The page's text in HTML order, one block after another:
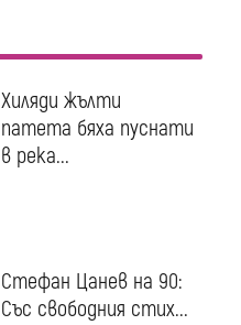
Хиляди жълти
патета бяха пуснати
в река...
Стефан Цанев на 90:
Със свободния стих...